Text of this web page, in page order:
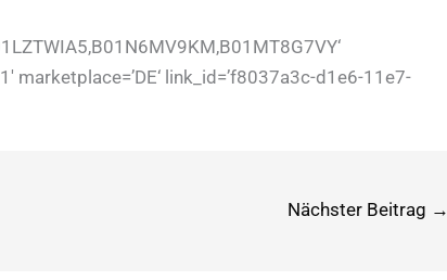
marketplace=’DE‘ link_id=’f8037a3c-d1e6-11e7-
Nächster Beitrag →